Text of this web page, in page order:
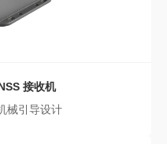
接收机
械引导设计